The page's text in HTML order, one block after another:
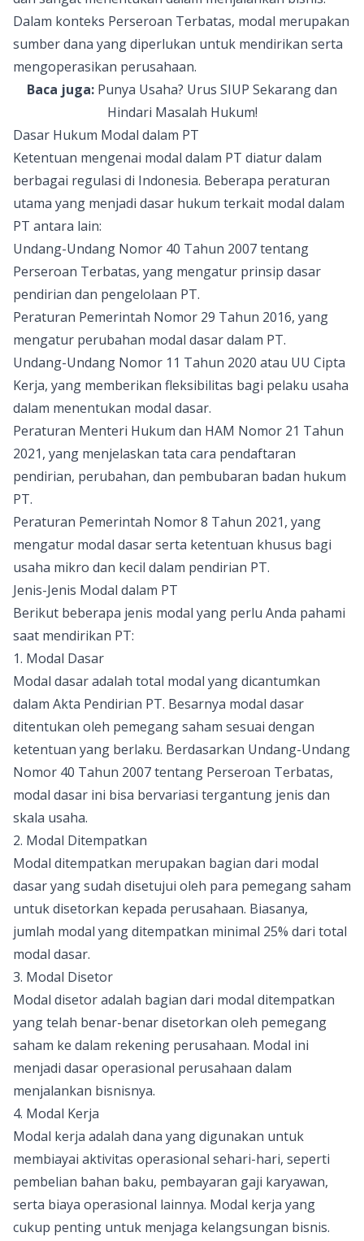
Dalam konteks Perseroan Terbatas, modal merupakan
sumber dana yang diperlukan untuk mendirikan serta
mengoperasikan perusahaan.
Baca juga: Punya Usaha? Urus SIUP Sekarang dan
Hindari Masalah Hukum!
Dasar Hukum Modal dalam PT
Ketentuan mengenai modal dalam PT diatur dalam
berbagai regulasi di Indonesia. Beberapa peraturan
utama yang menjadi dasar hukum terkait modal dalam
PT antara lain:
Undang-Undang Nomor 40 Tahun 2007 tentang
Perseroan Terbatas, yang mengatur prinsip dasar
pendirian dan pengelolaan PT.
Peraturan Pemerintah Nomor 29 Tahun 2016, yang
mengatur perubahan modal dasar dalam PT.
Undang-Undang Nomor 11 Tahun 2020 atau UU Cipta
Kerja, yang memberikan fleksibilitas bagi pelaku usaha
dalam menentukan modal dasar.
Peraturan Menteri Hukum dan HAM Nomor 21 Tahun
2021, yang menjelaskan tata cara pendaftaran
pendirian, perubahan, dan pembubaran badan hukum
PT.
Peraturan Pemerintah Nomor 8 Tahun 2021, yang
mengatur modal dasar serta ketentuan khusus bagi
usaha mikro dan kecil dalam pendirian PT.
Jenis-Jenis Modal dalam PT
Berikut beberapa jenis modal yang perlu Anda pahami
saat mendirikan PT:
1. Modal Dasar
Modal dasar adalah total modal yang dicantumkan
dalam Akta Pendirian PT. Besarnya modal dasar
ditentukan oleh pemegang saham sesuai dengan
ketentuan yang berlaku. Berdasarkan Undang-Undang
Nomor 40 Tahun 2007 tentang Perseroan Terbatas,
modal dasar ini bisa bervariasi tergantung jenis dan
skala usaha.
2. Modal Ditempatkan
Modal ditempatkan merupakan bagian dari modal
dasar yang sudah disetujui oleh para pemegang saham
untuk disetorkan kepada perusahaan. Biasanya,
jumlah modal yang ditempatkan minimal 25% dari total
modal dasar.
3. Modal Disetor
Modal disetor adalah bagian dari modal ditempatkan
yang telah benar-benar disetorkan oleh pemegang
saham ke dalam rekening perusahaan. Modal ini
menjadi dasar operasional perusahaan dalam
menjalankan bisnisnya.
4. Modal Kerja
Modal kerja adalah dana yang digunakan untuk
membiayai aktivitas operasional sehari-hari, seperti
pembelian bahan baku, pembayaran gaji karyawan,
serta biaya operasional lainnya. Modal kerja yang
cukup penting untuk menjaga kelangsungan bisnis.